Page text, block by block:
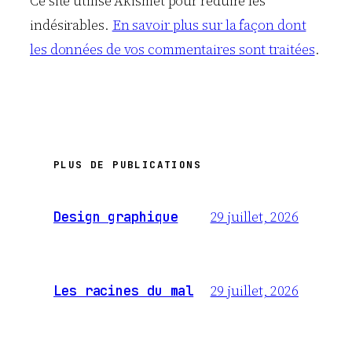
indésirables. En savoir plus sur la façon dont
les données de vos commentaires sont traitées.
PLUS DE PUBLICATIONS
Design graphique 29 juillet, 2026
Les racines du mal 29 juillet, 2026